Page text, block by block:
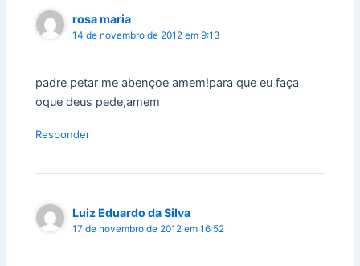
rosa maria
14 de novembro de 2012 em 9:13
padre petar me abençoe amem!para que eu faça
oque deus pede,amem
Responder
Luiz Eduardo da Silva
17 de novembro de 2012 em 16:52